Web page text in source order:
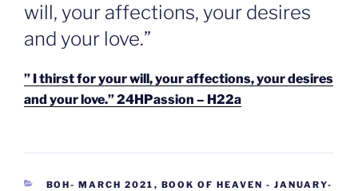
will, your affections, your desires
and your love.”
” I thirst for your will, your affections, your desires
and your love.” 24HPassion – H22a
CATEGORIEËN
BOH- MARCH 2021 , BOOK OF HEAVEN - JANUARY-